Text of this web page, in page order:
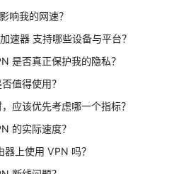
响我的网速？
速器 支持哪些设备与平台？
是否真正保护我的隐私？
值得使用？
应该优先考虑哪一个指标？
的实际速度？
器上使用 VPN 吗？